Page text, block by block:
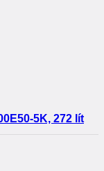
5K, 272 lít